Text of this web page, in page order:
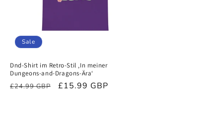
Sale
Dnd-Shirt im Retro-Stil ‚In meiner
Dungeons-and-Dragons-Ära‘
Normaler
£24.99 GBP Verkaufspreis
£15.99 GBP